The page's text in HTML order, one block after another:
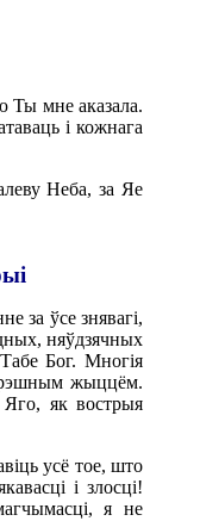
Ты мне аказала.
і кожнага
Неба, за Яе
за ўсе знявагі,
няўдзячных
Бог. Многія
жыццём.
Яго, як вострыя
усё тое, што
і злосці!
я не